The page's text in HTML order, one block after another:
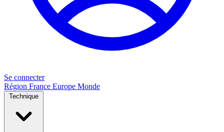
Se connecter
Région France Europe Monde
Technique